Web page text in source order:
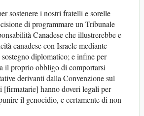
sostenere i nostri fratelli e sorelle
di programmare un Tribunale
Canadese che illustrerebbe e
canadese con Israele mediante
diplomatico; e infine per
il proprio obbligo di comportarsi
derivanti dalla Convenzione sul
[firmatarie] hanno doveri legali per
il genocidio, e certamente di non